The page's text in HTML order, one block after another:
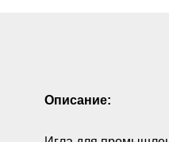
Описание: